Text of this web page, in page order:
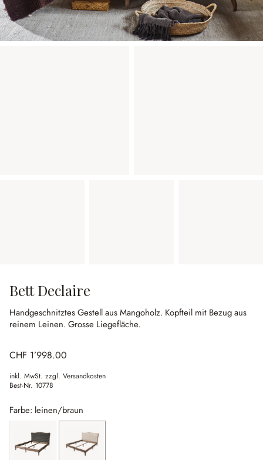
Bett Declaire
Handgeschnitztes Gestell aus Mangoholz. Kopfteil mit Bezug aus
reinem Leinen. Grosse Liegefläche.
CHF 1’998.00
inkl. MwSt. zzgl. Versandkosten
Best-Nr. 10778
Farbe: leinen/braun
grau/braun leinen/braun